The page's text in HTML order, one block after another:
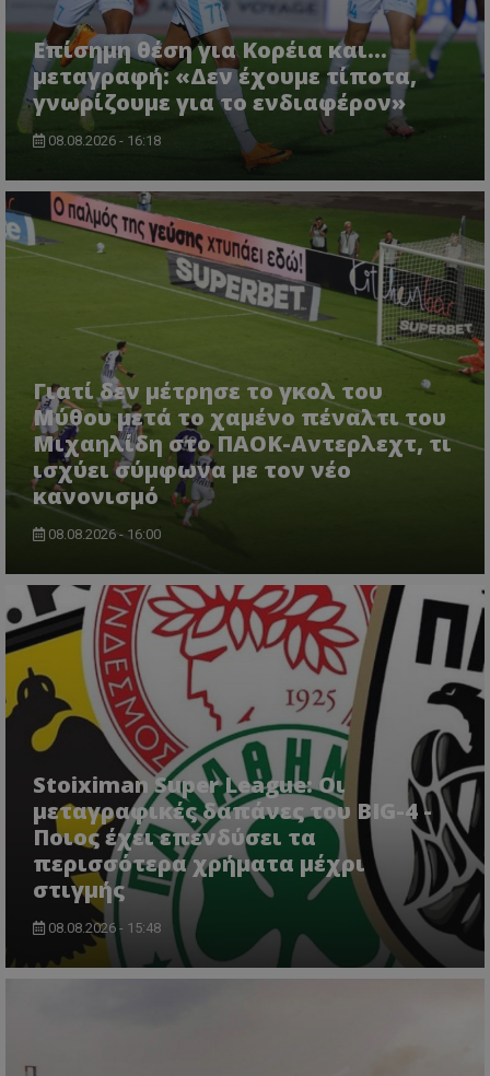
Επίσημη θέση για Κορέια και...
μεταγραφή: «Δεν έχουμε τίποτα,
γνωρίζουμε για το ενδιαφέρον»
08.08.2026 - 16:18
Γιατί δεν μέτρησε το γκολ του
Μύθου μετά το χαμένο πέναλτι του
Μιχαηλίδη στο ΠΑΟΚ-Αντερλεχτ, τι
ισχύει σύμφωνα με τον νέο
κανονισμό
08.08.2026 - 16:00
Stoiximan Super League: Οι
μεταγραφικές δαπάνες του BIG-4 -
Ποιος έχει επενδύσει τα
περισσότερα χρήματα μέχρι
στιγμής
08.08.2026 - 15:48